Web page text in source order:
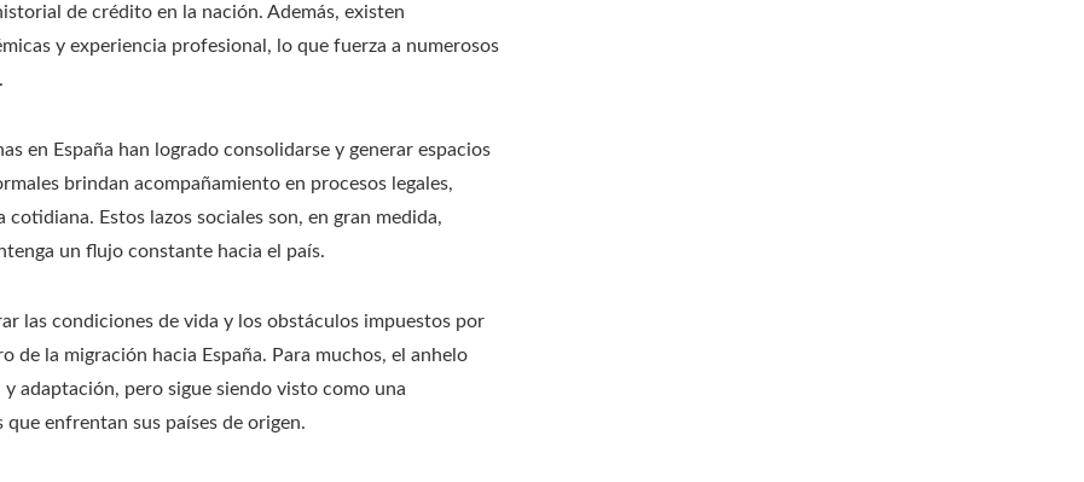
de crédito en la nación. Además, existen
y experiencia profesional, lo que fuerza a numerosos
en España han logrado consolidarse y generar espacios
brindan acompañamiento en procesos legales,
Estos lazos sociales son, en gran medida,
un flujo constante hacia el país.
las condiciones de vida y los obstáculos impuestos por
la migración hacia España. Para muchos, el anhelo
adaptación, pero sigue siendo visto como una
enfrentan sus países de origen.